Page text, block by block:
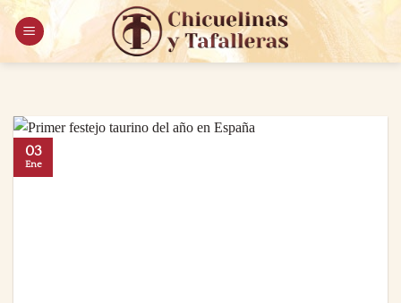
Saltar
contenido
03
Ene